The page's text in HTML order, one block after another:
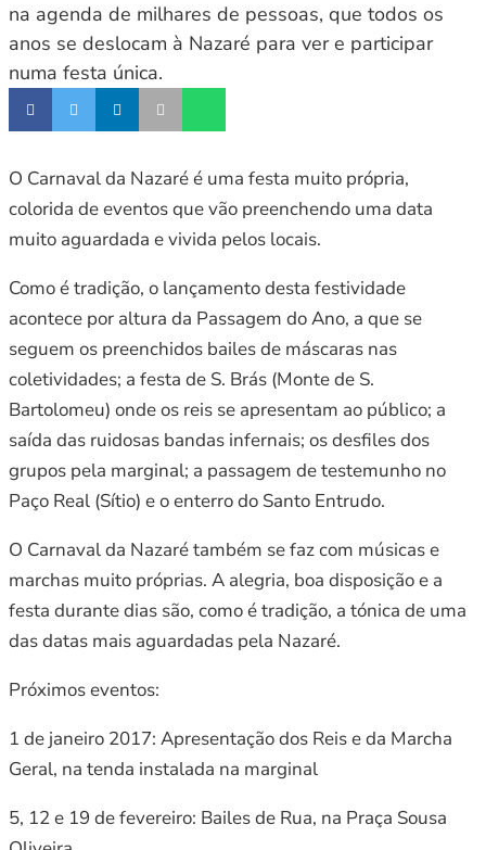
na agenda de milhares de pessoas, que todos os
anos se deslocam à Nazaré para ver e participar
numa festa única.
O Carnaval da Nazaré é uma festa muito própria,
colorida de eventos que vão preenchendo uma data
muito aguardada e vivida pelos locais.
Como é tradição, o lançamento desta festividade
acontece por altura da Passagem do Ano, a que se
seguem os preenchidos bailes de máscaras nas
coletividades; a festa de S. Brás (Monte de S.
Bartolomeu) onde os reis se apresentam ao público; a
saída das ruidosas bandas infernais; os desfiles dos
grupos pela marginal; a passagem de testemunho no
Paço Real (Sítio) e o enterro do Santo Entrudo.
O Carnaval da Nazaré também se faz com músicas e
marchas muito próprias. A alegria, boa disposição e a
festa durante dias são, como é tradição, a tónica de uma
das datas mais aguardadas pela Nazaré.
Próximos eventos:
1 de janeiro 2017: Apresentação dos Reis e da Marcha
Geral, na tenda instalada na marginal
5, 12 e 19 de fevereiro: Bailes de Rua, na Praça Sousa